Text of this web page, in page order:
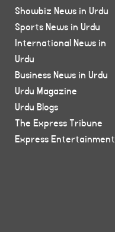
Showbiz News in Urdu
Sports News in Urdu
International News in
Urdu
Business News in Urdu
Urdu Magazine
Urdu Blogs
The Express Tribune
Express Entertainment